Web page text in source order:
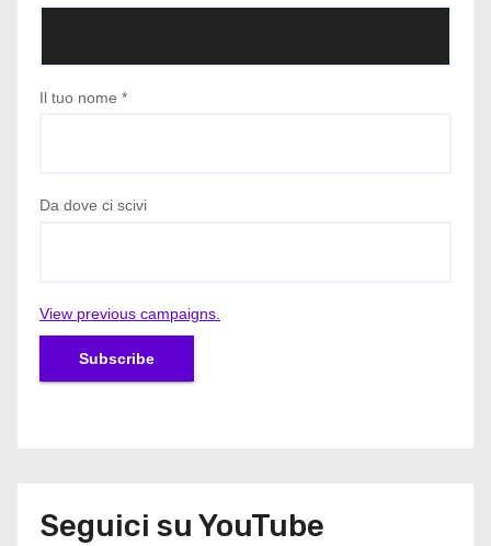
Il tuo nome *
Da dove ci scivi
View previous campaigns.
Seguici su YouTube